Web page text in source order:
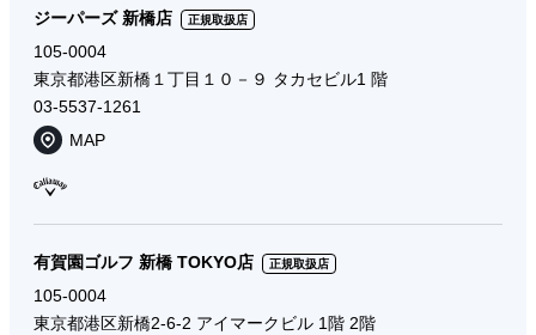
ジーパーズ 新橋店 正規取扱店
105-0004
東京都港区新橋１丁目１０－９ タカセビル1 階
03-5537-1261
MAP
有賀園ゴルフ 新橋 TOKYO店 正規取扱店
105-0004
東京都港区新橋2-6-2 アイマークビル 1階 2階